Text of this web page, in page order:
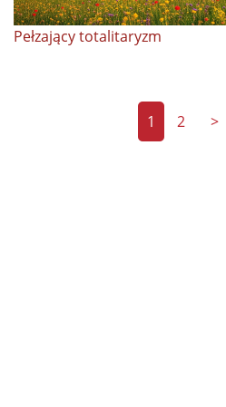
Pełzający totalitaryzm
1 2 >